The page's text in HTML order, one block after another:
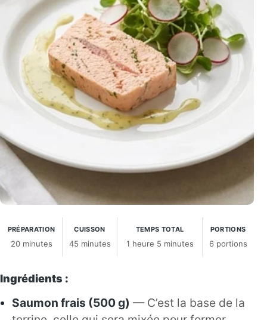
PRÉPARATION
20 minutes
CUISSON
45 minutes
TEMPS TOTAL
1 heure 5 minutes
PORTIONS
6 portions
Ingrédients :
Saumon frais (500 g) — C’est la base de la